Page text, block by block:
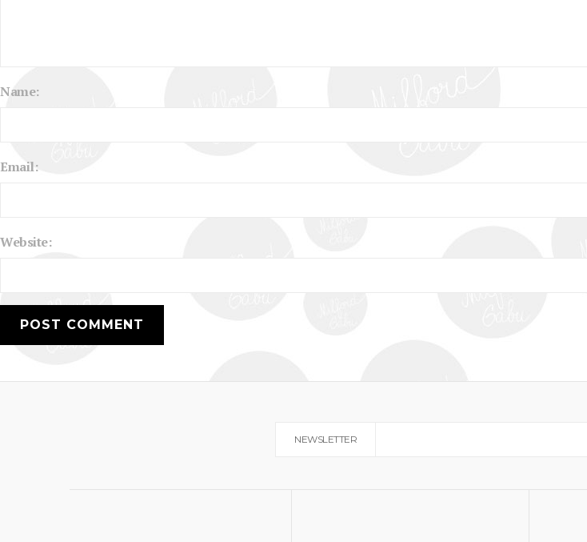
Name:
Email:
Website:
NEWSLETTER